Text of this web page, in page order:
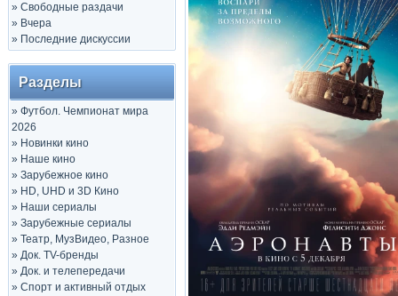
» Свободные раздачи
» Вчера
» Последние дискуссии
Разделы
» Футбол. Чемпионат мира
2026
» Новинки кино
» Наше кино
» Зарубежное кино
» HD, UHD и 3D Кино
» Наши сериалы
» Зарубежные сериалы
» Театр, МузВидео, Разное
» Док. TV-бренды
» Док. и телепередачи
» Спорт и активный отдых